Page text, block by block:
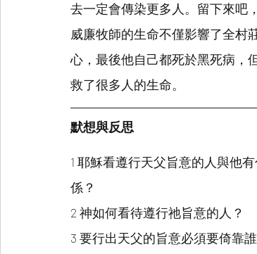
去一定會傳染更多人。留下來吧
威廉牧師的生命不僅影響了全村
心，最後他自己都死於黑死病，
救了很多人的生命。
默想與反思
1 耶穌看遵行天父旨意的人與他
係？
2 神如何看待遵行祂旨意的人？
3 要行出天父的旨意必須要倚靠誰